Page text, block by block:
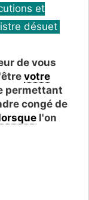
et
désuet
de vous
votre
permettant
congé de
l'on